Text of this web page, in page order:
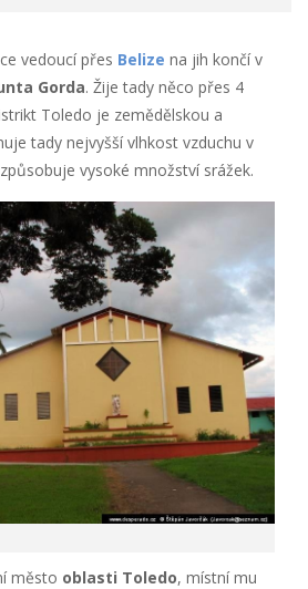
vedoucí přes Belize na jih končí v
Gorda. Žije tady něco přes 4
Toledo je zemědělskou a
tady nejvyšší vlhkost vzduchu v
vysoké množství srážek.
město oblasti Toledo, místní mu